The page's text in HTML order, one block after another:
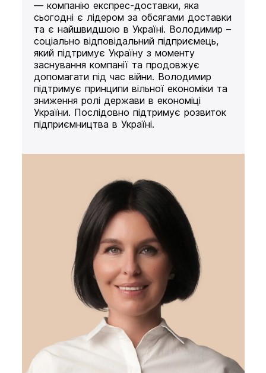
— компанію експрес-доставки, яка
сьогодні є лідером за обсягами доставки
та є найшвидшою в Україні. Володимир –
соціально відповідальний підприємець,
який підтримує Україну з моменту
заснування компанії та продовжує
допомагати під час війни. Володимир
підтримує принципи вільної економіки та
зниження ролі держави в економіці
України. Послідовно підтримує розвиток
підприємництва в Україні.